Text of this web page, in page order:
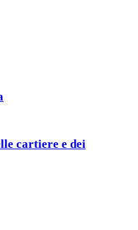
cartiere e dei